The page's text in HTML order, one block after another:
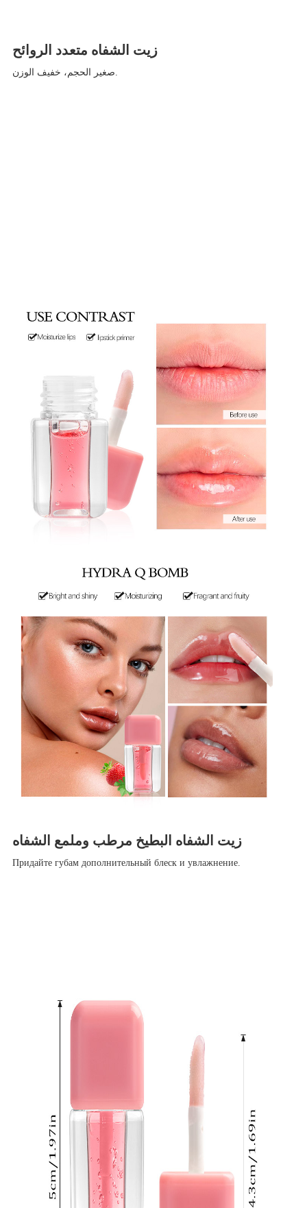
زيت الشفاه متعدد الروائح
صغير الحجم، خفيف الوزن.
زيت الشفاه البطيخ مرطب وملمع الشفاه
Придайте губам дополнительный блеск и увлажнение.